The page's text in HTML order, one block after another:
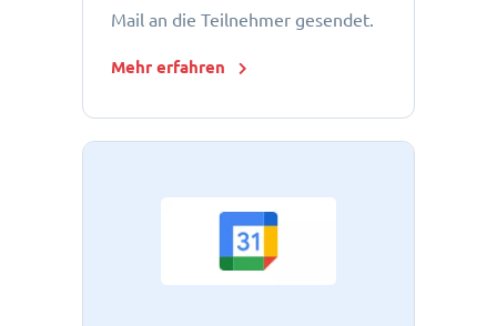
Mail an die Teilnehmer gesendet.
Mehr erfahren